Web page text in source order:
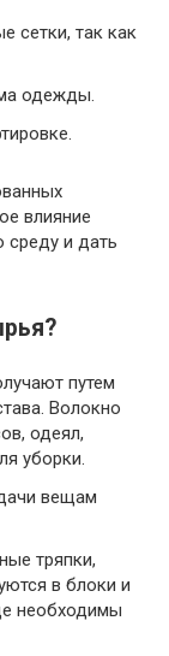
сетки, так как
одежды.
влияние
и дать
путем
Волокно
одеял,
уборки.
вещам
тряпки,
в блоки и
необходимы